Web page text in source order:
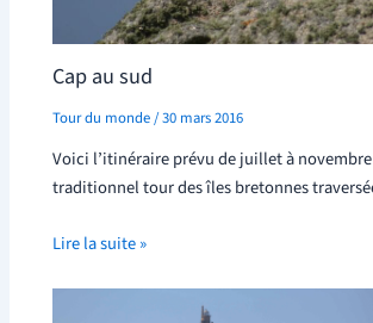
Cap au sud
Tour du monde/30 mars 2016
Voici l’itinéraire prévu de juillet à novembre
traditionnel tour des îles bretonnes
Lire la suite »